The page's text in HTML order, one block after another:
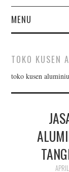
MENU
CONTACT US
INSTALASI
INSTALASI
CENTRAL
TOKO KUSEN
toko kusen